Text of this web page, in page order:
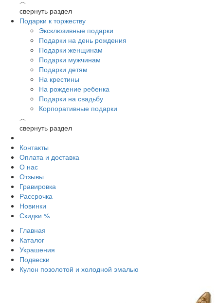
свернуть раздел
Подарки к торжеству
Эксклюзивные подарки
Подарки на день рождения
Подарки женщинам
Подарки мужчинам
Подарки детям
На крестины
На рождение ребенка
Подарки на свадьбу
Корпоративные подарки
︿
свернуть раздел
Контакты
Оплата и доставка
О нас
Отзывы
Гравировка
Рассрочка
Новинки
Скидки %
Главная
Каталог
Украшения
Подвески
Кулон позолотой и холодной эмалью